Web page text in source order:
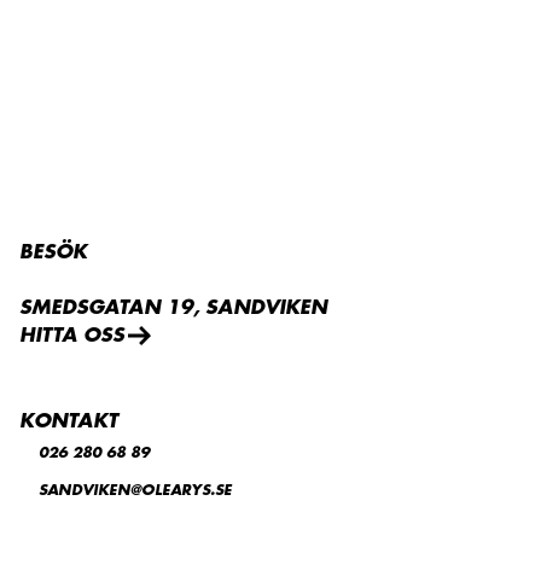
BESÖK
SMEDSGATAN 19, SANDVIKEN
HITTA OSS
KONTAKT
026 280 68 89
SANDVIKEN@OLEARYS.SE